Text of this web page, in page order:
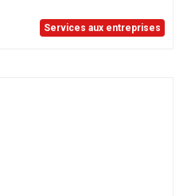
Services aux entreprises